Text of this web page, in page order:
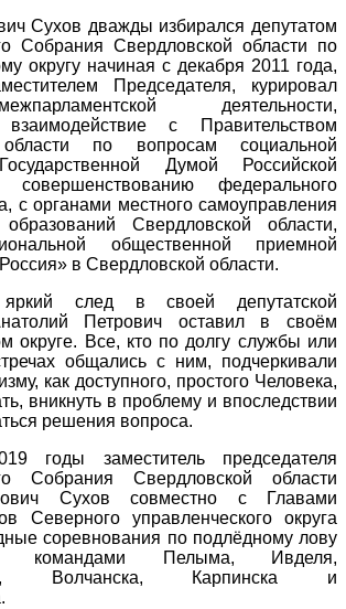
Сухов дважды избирался депутатом
Собрания Свердловской области по
округу начиная с декабря 2011 года,
Председателя, курировал
деятельности,
взаимодействие с Правительством
по вопросам социальной
Думой Российской
федерального
с органами местного самоуправления
Свердловской области,
общественной приемной
в Свердловской области.
след в своей депутатской
Петрович оставил в своём
округе. Все, кто по долгу службы или
общались с ним, подчеркивали
как доступного, простого Человека,
вникнуть в проблему и впоследствии
решения вопроса.
годы заместитель председателя
Собрания Свердловской области
Сухов совместно с Главами
Северного управленческого округа
соревнования по подлёдному лову
Пелыма, Ивделя,
Волчанска, Карпинска и